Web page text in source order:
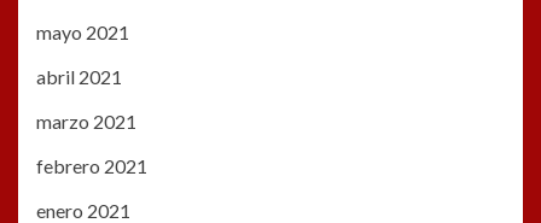
mayo 2021
abril 2021
marzo 2021
febrero 2021
enero 2021